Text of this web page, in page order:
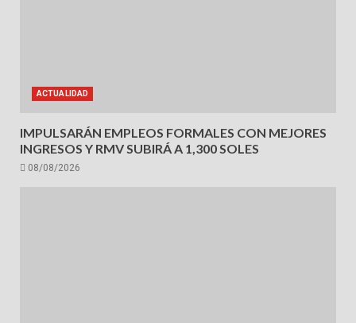
ACTUALIDAD
IMPULSARÁN EMPLEOS FORMALES CON MEJORES
INGRESOS Y RMV SUBIRÁ A 1,300 SOLES
08/08/2026